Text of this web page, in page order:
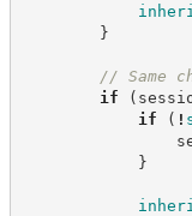
}
// Same
if
(
if
( !
}